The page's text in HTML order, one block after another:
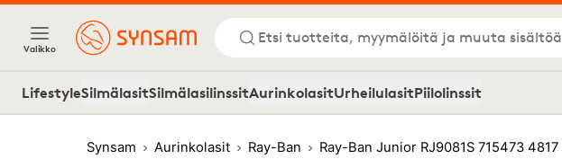
Valikko
Etsi tuotteita, myymälöitä ja muuta sisältöä
LifestyleSilmälasitSilmälasilinssitAurinkolasitUrheilulasitPiilolinssit
Synsam Aurinkolasit Ray-Ban Ray-Ban Junior RJ9081S 715473 4817